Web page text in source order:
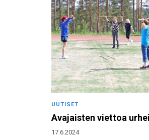
UUTISET
Avajaisten viettoa
17.6.2024